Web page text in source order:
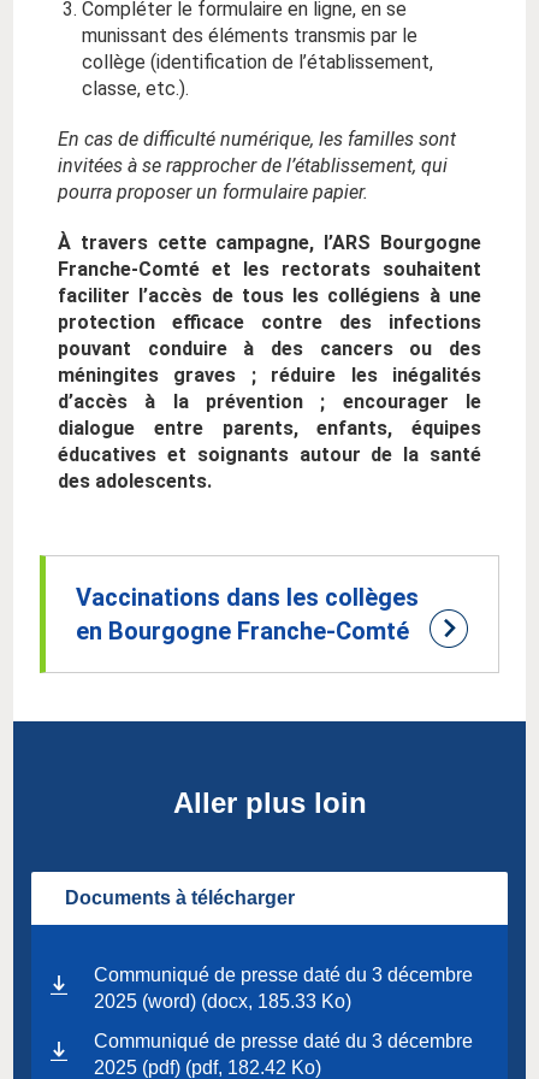
Compléter le formulaire en ligne, en se
munissant des éléments transmis par le
collège (identification de l’établissement,
classe, etc.).
En cas de difficulté numérique, les familles sont
invitées à se rapprocher de l’établissement, qui
pourra proposer un formulaire papier.
À travers cette campagne, l’ARS Bourgogne
Franche-Comté et les rectorats souhaitent
faciliter l’accès de tous les collégiens à une
protection efficace contre des infections
pouvant conduire à des cancers ou des
méningites graves ; réduire les inégalités
d’accès à la prévention ; encourager le
dialogue entre parents, enfants, équipes
éducatives et soignants autour de la santé
des adolescents.
Vaccinations dans les collèges
en Bourgogne Franche-Comté
Aller plus loin
Documents à télécharger
Communiqué de presse daté du 3 décembre
2025 (word) (docx, 185.33 Ko)
Communiqué de presse daté du 3 décembre
2025 (pdf) (pdf, 182.42 Ko)